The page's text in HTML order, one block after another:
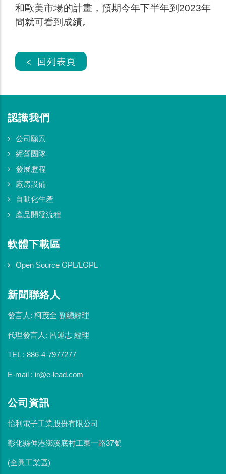
和歐美市場的計畫，預期今年下半年到2023年
間就可看到成績。
< 回列表頁
認識我們
公司願景
經營團隊
發展歷程
廠房設備
自動化生產
產品開發流程
軟體下載區
Open Source GPL/LGPL
新聞聯絡人
發言人: 柯茂全 副總經理
代理發言人: 呂運志 經理
TEL : 886-4-7977277
E-mail : ir@e-lead.com
公司資訊
怡利電子工業股份有限公司
彰化縣伸港鄉溪底村工東一路37號
(全興工業區)